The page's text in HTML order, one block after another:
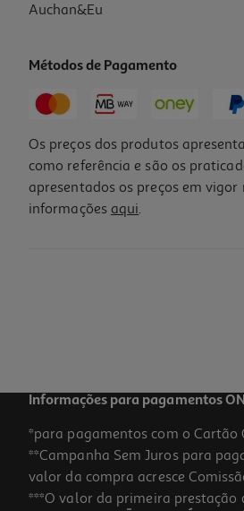
Auchan&Eu
Métodos de Pagamento
Os preços dos produtos
como referência e são os
apresentados os preços em
informações aqui.
Informações para pagamentos
*para pagamentos com o Cartão
**Campanha Sem Juros para
valor da compra acresce
***O valor da primeira prestação